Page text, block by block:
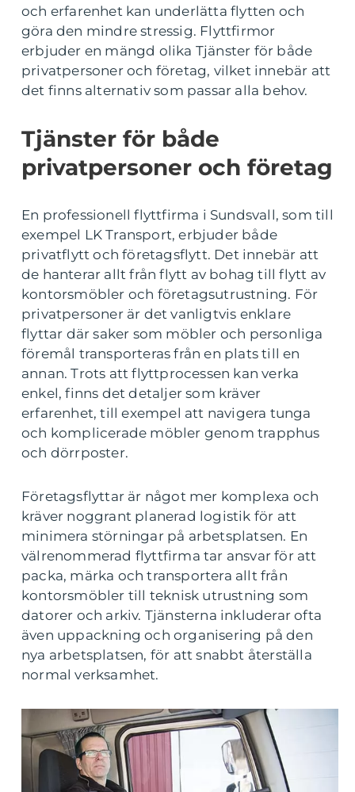
och erfarenhet kan underlätta flytten och
göra den mindre stressig. Flyttfirmor
erbjuder en mängd olika Tjänster för både
privatpersoner och företag, vilket innebär att
det finns alternativ som passar alla behov.
Tjänster för både
privatpersoner och företag
En professionell flyttfirma i Sundsvall, som till
exempel LK Transport, erbjuder både
privatflytt och företagsflytt. Det innebär att
de hanterar allt från flytt av bohag till flytt av
kontorsmöbler och företagsutrustning. För
privatpersoner är det vanligtvis enklare
flyttar där saker som möbler och personliga
föremål transporteras från en plats till en
annan. Trots att flyttprocessen kan verka
enkel, finns det detaljer som kräver
erfarenhet, till exempel att navigera tunga
och komplicerade möbler genom trapphus
och dörrposter.
Företagsflyttar är något mer komplexa och
kräver noggrant planerad logistik för att
minimera störningar på arbetsplatsen. En
välrenommerad flyttfirma tar ansvar för att
packa, märka och transportera allt från
kontorsmöbler till teknisk utrustning som
datorer och arkiv. Tjänsterna inkluderar ofta
även uppackning och organisering på den
nya arbetsplatsen, för att snabbt återställa
normal verksamhet.